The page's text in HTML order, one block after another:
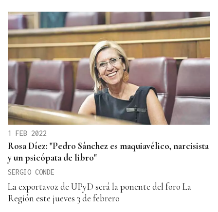
1 FEB 2022
Rosa Díez: "Pedro Sánchez es maquiavélico, narcisista
y un psicópata de libro"
SERGIO CONDE
La exportavoz de UPyD será la ponente del foro La
Región este jueves 3 de febrero